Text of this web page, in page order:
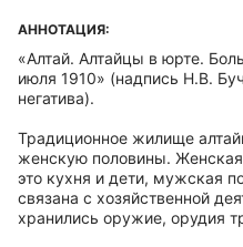
АННОТАЦИЯ:
«Алтай. Алтайцы в юрте.
июля 1910» (надпись Н.В.
негатива).
Традиционное жилище
женскую половины. Женская
это кухня и дети, мужская
связана с хозяйственной
хранились оружие, орудия